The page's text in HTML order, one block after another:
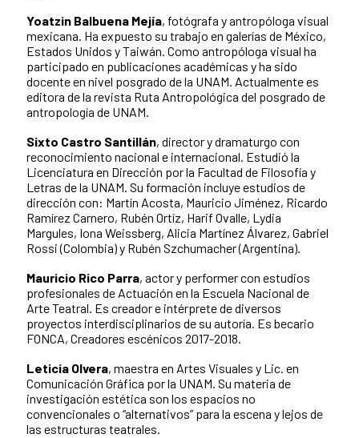
Yoatzin Balbuena Mejía, fotógrafa y antropóloga visual
mexicana. Ha expuesto su trabajo en galerías de México,
Estados Unidos y Taiwán. Como antropóloga visual ha
participado en publicaciones académicas y ha sido
docente en nivel posgrado de la UNAM. Actualmente es
editora de la revista Ruta Antropológica del posgrado de
antropología de UNAM.
Sixto Castro Santillán, director y dramaturgo con
reconocimiento nacional e internacional. Estudió la
Licenciatura en Dirección por la Facultad de Filosofía y
Letras de la UNAM. Su formación incluye estudios de
dirección con: Martín Acosta, Mauricio Jiménez, Ricardo
Ramírez Carnero, Rubén Ortíz, Harif Ovalle, Lydia
Margules, Iona Weissberg, Alicia Martínez Álvarez, Gabriel
Rossi (Colombia) y Rubén Szchumacher (Argentina).
Mauricio Rico Parra, actor y performer con estudios
profesionales de Actuación en la Escuela Nacional de
Arte Teatral. Es creador e intérprete de diversos
proyectos interdisciplinarios de su autoría. Es becario
FONCA, Creadores escénicos 2017-2018.
Leticia Olvera, maestra en Artes Visuales y Lic. en
Comunicación Gráfica por la UNAM. Su materia de
investigación estética son los espacios no
convencionales o “alternativos” para la escena y lejos de
las estructuras teatrales.